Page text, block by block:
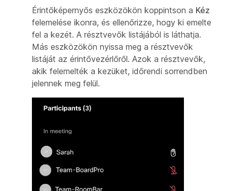
Érintőképernyős eszközökön koppintson a Kéz
felemelése ikonra, és ellenőrizze, hogy ki emelte
fel a kezét. A résztvevők listájából is láthatja.
Más eszközökön nyissa meg a résztvevők
listáját az érintővezérlőről. Azok a résztvevők,
akik felemelték a kezüket, időrendi sorrendben
jelennek meg felül.